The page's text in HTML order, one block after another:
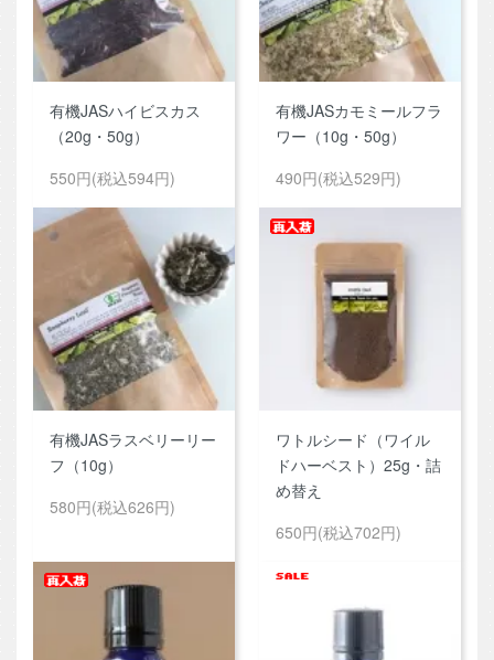
有機JASハイビスカス
（20g・50g）
550円(税込594円)
有機JASカモミールフラ
ワー（10g・50g）
490円(税込529円)
有機JASラスベリーリー
フ（10g）
580円(税込626円)
ワトルシード（ワイル
ドハーベスト）25g・詰
め替え
650円(税込702円)